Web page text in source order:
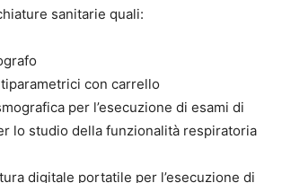
sanitarie quali:
con carrello
per l’esecuzione di esami di
lo studio della funzionalità respiratoria
digitale portatile per l’esecuzione di